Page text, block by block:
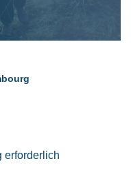
erforderlich